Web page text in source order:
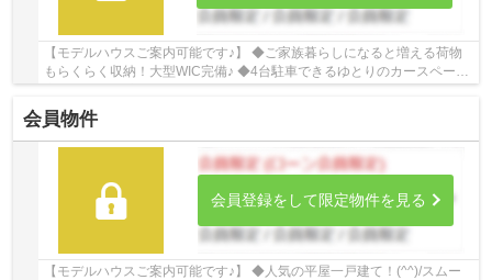
【モデルハウスご案内可能です♪】 ◆ご家族暮らしになると増える荷物
もらくらく収納！大型WIC完備♪ ◆4台駐車できるゆとりのカースペース
会員物件
会員登録をして限定物件を見る
【モデルハウスご案内可能です♪】 ◆人気の平屋一戸建て！(^^)/スムー